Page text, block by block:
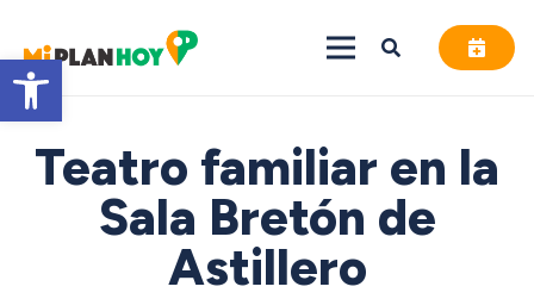
Abrir barra de herramientas
Teatro familiar en la
Sala Bretón de
Astillero